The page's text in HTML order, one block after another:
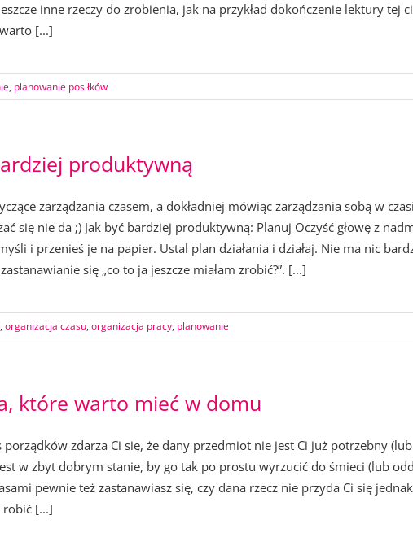
inne rzeczy do zrobienia, jak na przykład dokończenie lektury tej
[...]
, planowanie posiłków
produktywną
zarządzania czasem, a dokładniej mówiąc zarządzania sobą w
się nie da ;) Jak być bardziej produktywną: Planuj Oczyść głowę z
i przenieś je na papier. Ustal plan działania i działaj. Nie ma nic
się „co to ja jeszcze miałam zrobić?”. [...]
, organizacja czasu, organizacja pracy, planowanie
które warto mieć w domu
porządków zdarza Ci się, że dany przedmiot nie jest Ci już potrzebny
w zbyt dobrym stanie, by go tak po prostu wyrzucić do śmieci (lub
pewnie też zastanawiasz się, czy dana rzecz nie przyda Ci się
robić [...]